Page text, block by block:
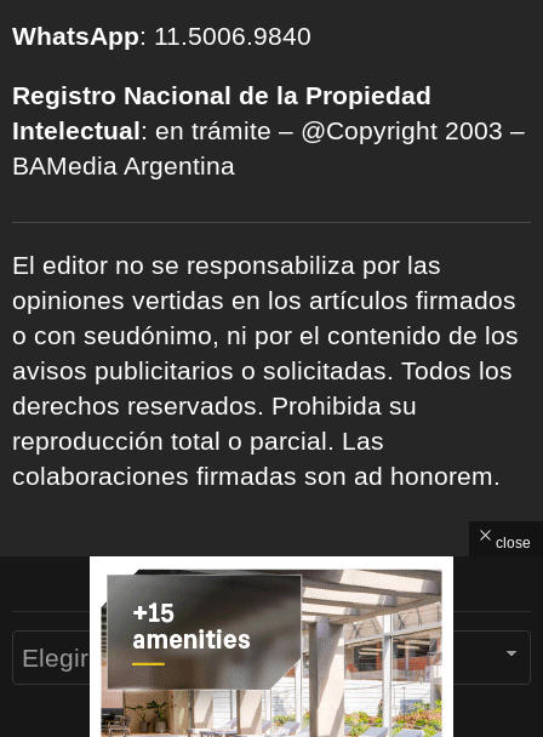
WhatsApp: 11.5006.9840
Registro Nacional de la Propiedad
Intelectual: en trámite – @Copyright 2003 –
BAMedia Argentina
El editor no se responsabiliza por las
opiniones vertidas en los artículos firmados
o con seudónimo, ni por el contenido de los
avisos publicitarios o solicitadas. Todos los
derechos reservados. Prohibida su
reproducción total o parcial. Las
colaboraciones firmadas son ad honorem.
ARCHIVOS
Archivos
close